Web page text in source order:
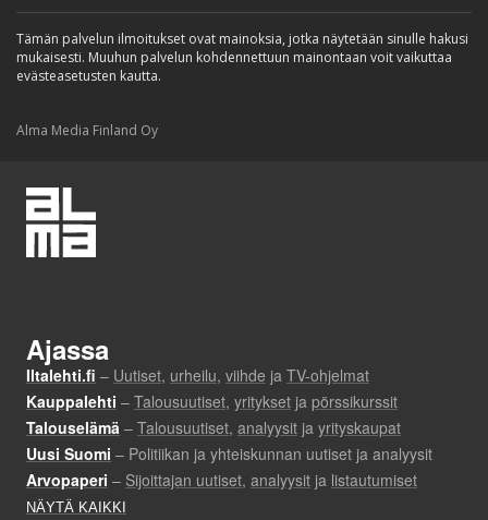
Tämän palvelun ilmoitukset ovat mainoksia, jotka näytetään sinulle hakusi
mukaisesti. Muuhun palvelun kohdennettuun mainontaan voit vaikuttaa
evästeasetusten kautta.
Alma Media Finland Oy